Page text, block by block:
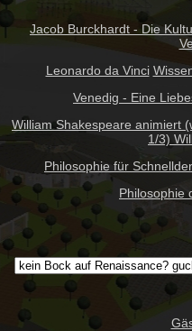
Jacob Burckhardt - Die
Leonardo da Vinci
Venedig - Eine
William Shakespeare animiert
1/3)
Philosophie für
Philosophie